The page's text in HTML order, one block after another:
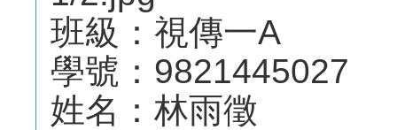
班級：視傳一A
學號：9821445027
姓名：林雨徵